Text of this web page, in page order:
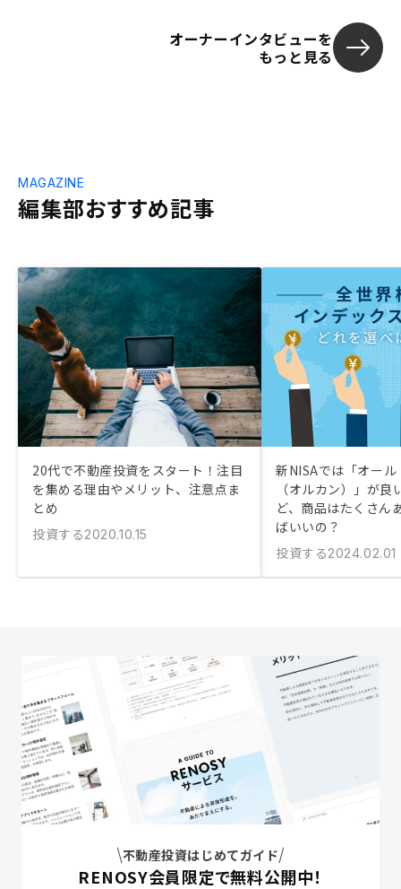
オーナーインタビューを
もっと見る
編集部おすすめ記事
MAGAZINE
20代で不動産投資をスタート！注目
を集める理由やメリット、注意点ま
とめ
投資する2020.10.15
新NISAでは「オー
（オルカン）」が良
ど、商品はたくさ
ばいいの？
投資する2024.02.01
不動産投資はじめてガイド
RENOSY会員限定で無料公開中！